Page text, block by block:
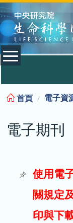
:::
首頁 電子資
電子期刊
使用電
關規定
印與下